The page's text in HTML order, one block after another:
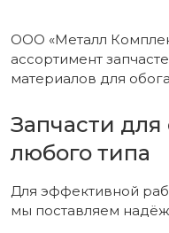
ООО «Металл
ассортимент
материалов для
Запчасти
любого типа
Для эффективной
мы поставляем